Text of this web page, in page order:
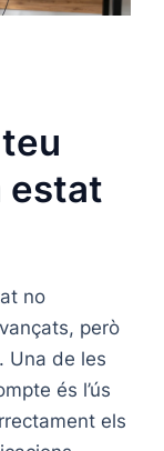
estat
no
però
Una de les
és l’ús
els